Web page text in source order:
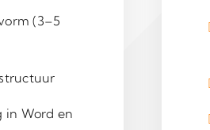
(3–5
in Word en